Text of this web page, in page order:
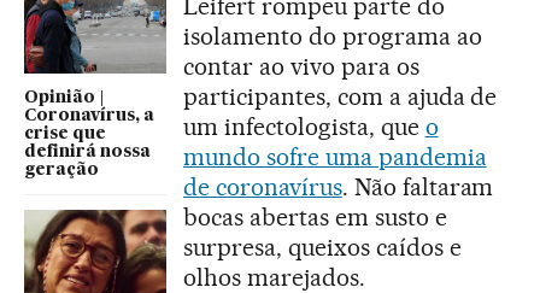
Opinião |
Coronavírus, a
crise que
definirá nossa
geração
isolamento do programa ao
contar ao vivo para os
participantes, com a ajuda de
um infectologista, que o
mundo sofre uma pandemia
de coronavírus. Não faltaram
bocas abertas em susto e
surpresa, queixos caídos e
olhos marejados.